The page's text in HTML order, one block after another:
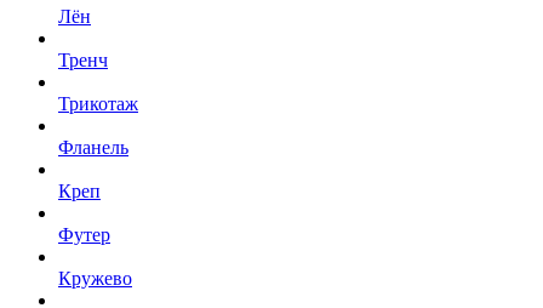
Лён
Тренч
Трикотаж
Фланель
Креп
Футер
Кружево